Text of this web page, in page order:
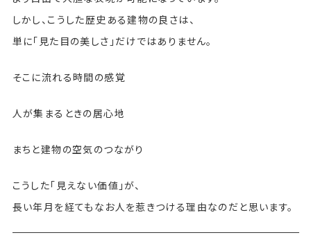
しかし、こうした歴史ある建物の良さは、
単に「見た目の美しさ」だけではありません。
そこに流れる時間の感覚
人が集まるときの居心地
まちと建物の空気のつながり
こうした「見えない価値」が、
長い年月を経てもなお人を惹きつける理由なのだと思います。